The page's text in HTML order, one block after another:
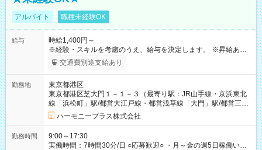
アルバイト 職種未経験OK
給与
時給1,400円～
※経験・スキルを考慮のうえ、給与を決定します。 ※昇給あり
（勤務実績・評価による） ※残業が発生した場合は、時間外手
当を全額支給します。 ※交通費支給（月額上限50,000円／当社
間中も給与・待遇に変更はありません。 【試用期間】試用期間
あり 試用期間の長さ：1ヶ月 雇用形態、給与は本採用時と同じ
です。 試用期間中は、健康保険などの福利厚生の一部が制限さ
れる可能性があります。
交通費別途支給あり
勤務地
東京都港区
東京都港区芝大門１－１－３（最寄り駅：JR山手線・京浜東北
線「浜松町」駅/都営大江戸線・都営浅草線「⼤⾨」駅/都営三田
線「御成⾨」駅）
ハーモニープラス株式会社
勤務時間
9:00～17:30
実働時間：7時間30分/日 ○応募歓迎○ ・月～金の週5日稼働いた